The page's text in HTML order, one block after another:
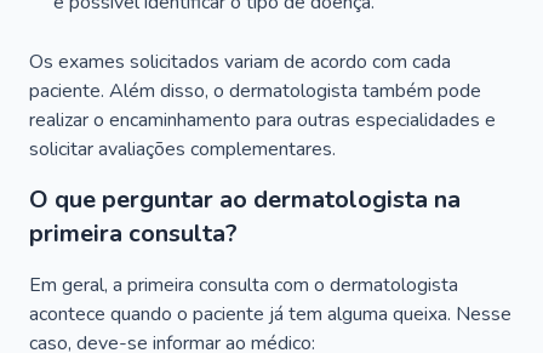
Os exames solicitados variam de acordo com cada
paciente. Além disso, o dermatologista também pode
realizar o encaminhamento para outras especialidades e
solicitar avaliações complementares.
O que perguntar ao dermatologista na
primeira consulta?
Em geral, a primeira consulta com o dermatologista
acontece quando o paciente já tem alguma queixa. Nesse
caso, deve-se informar ao médico: